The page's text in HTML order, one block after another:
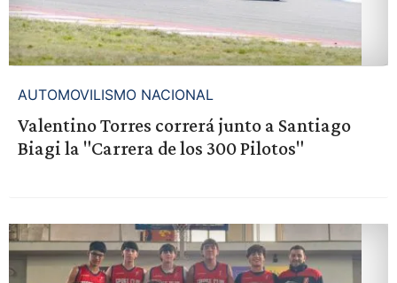
AUTOMOVILISMO NACIONAL
Valentino Torres correrá junto a Santiago
Biagi la "Carrera de los 300 Pilotos"